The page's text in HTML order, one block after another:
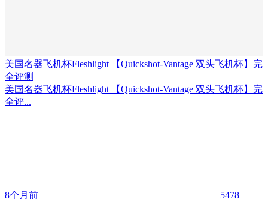
美国名器飞机杯Fleshlight 【Quickshot-Vantage 双头飞机杯】完
全评测
美国名器飞机杯Fleshlight 【Quickshot-Vantage 双头飞机杯】完
全评...
8个月前 5478